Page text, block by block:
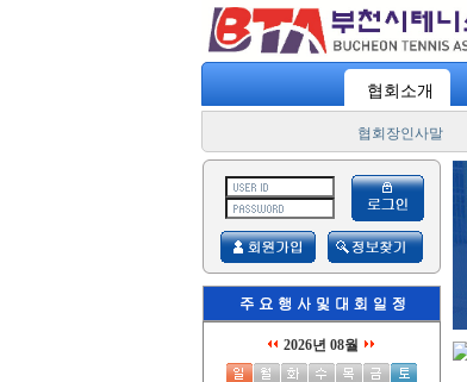
협회소개
협회장인사말
2026년 08월